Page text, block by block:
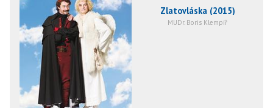
Zlatovláska (2015)
MUDr. Boris Klempíř